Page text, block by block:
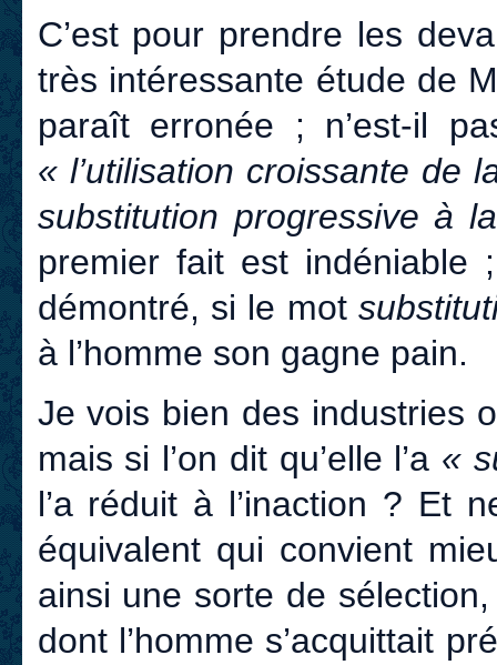
C’est pour prendre les
très intéressante étude de
paraît erronée ; n’est-il
« l’utilisation croissante de
substitution progressive à
premier fait est indéniable
démontré, si le mot
à l’homme son gagne pain.
Je vois bien des industries
mais si l’on dit qu’elle l’a «
l’a réduit à l’inaction ? Et
équivalent qui convient
ainsi une sorte de
dont l’homme s’acquittait